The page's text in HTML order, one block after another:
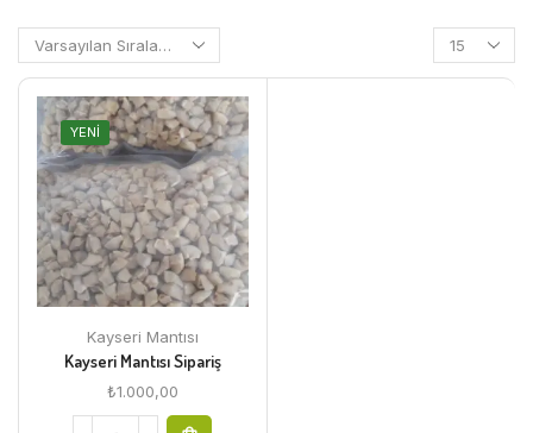
YENI
Kayseri Mantısı
Kayseri Mantısı Sipariş
₺1.000,00